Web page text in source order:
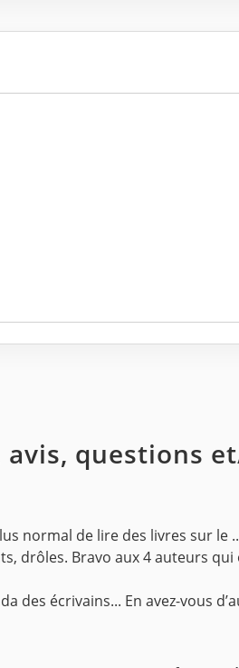
questions
normal de lire des livres sur
drôles. Bravo aux 4 auteurs
des écrivains... En avez-vous